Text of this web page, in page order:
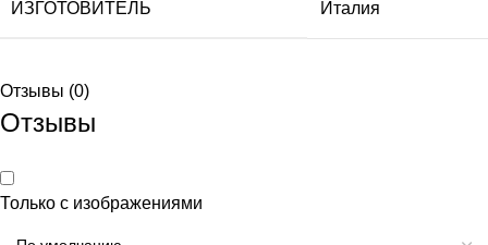
ИЗГОТОВИТЕЛЬ Италия
Отзывы (0)
Отзывы
Только с изображениями